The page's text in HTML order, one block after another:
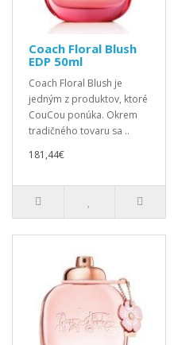
Coach Floral Blush
EDP 50ml
Coach Floral Blush je
jedným z produktov, ktoré
CouCou ponúka. Okrem
tradičného tovaru sa ..
181,44€